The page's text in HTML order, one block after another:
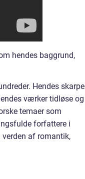
hendes baggrund,
Hendes skarpe
værker tidløse og
temaer som
forfattere i
af romantik,